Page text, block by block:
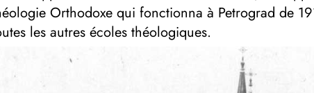
Orthodoxe qui fonctionna à Petrograd de
les autres écoles théologiques.